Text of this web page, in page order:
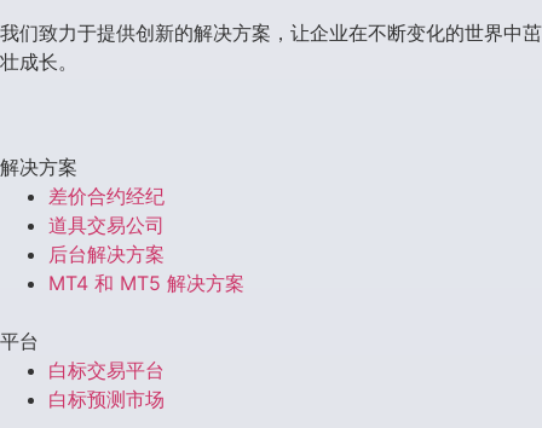
我们致力于提供创新的解决方案，让企业在不断变化的世界中茁
壮成长。
解决方案
差价合约经纪
道具交易公司
后台解决方案
MT4 和 MT5 解决方案
平台
白标交易平台
白标预测市场